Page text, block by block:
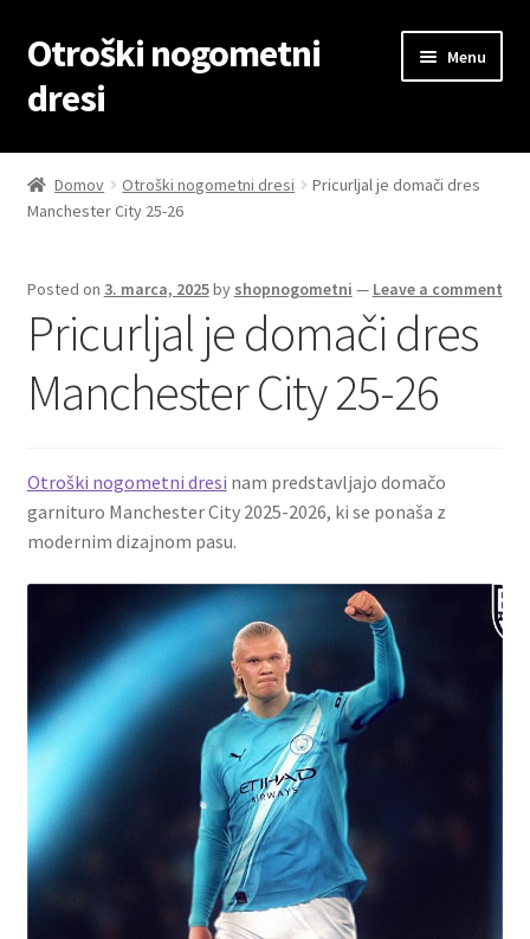
Skip
to
navigation
Skip
to
content
Otroški nogometni
dresi
Menu
Domov
Blog
Košarica
Moj račun
Zaključek nakupa
Domov Otroški nogometni dresi
Pricurljal je domači dres
Manchester City 25-26
Posted on 3. marca, 2025by shopnogometni — Leave a comment
Pricurljal je domači dres
Manchester City 25-26
Otroški nogometni dresi nam predstavljajo domačo
garnituro Manchester City 2025-2026, ki se ponaša z
modernim dizajnom pasu.